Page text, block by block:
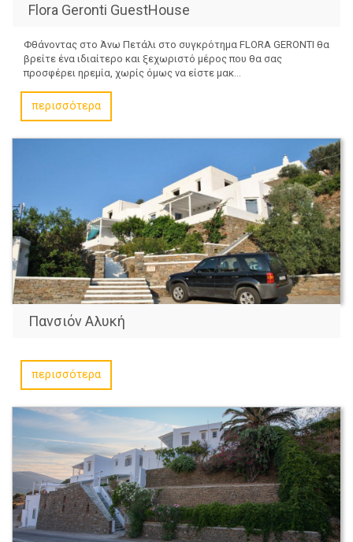
Flora Geronti GuestHouse
Φθάνοντας στο Άνω Πετάλι στο συγκρότημα FLORA GERONTI θα
βρείτε ένα ιδιαίτερο και ξεχωριστό μέρος που θα σας
προσφέρει ηρεμία, χωρίς όμως να είστε μακ...
περισσότερα
Πανσιόν Αλυκή
περισσότερα